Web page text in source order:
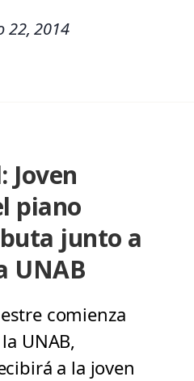
22, 2014
Joven
piano
junto a
UNAB
comienza
UNAB,
a la joven